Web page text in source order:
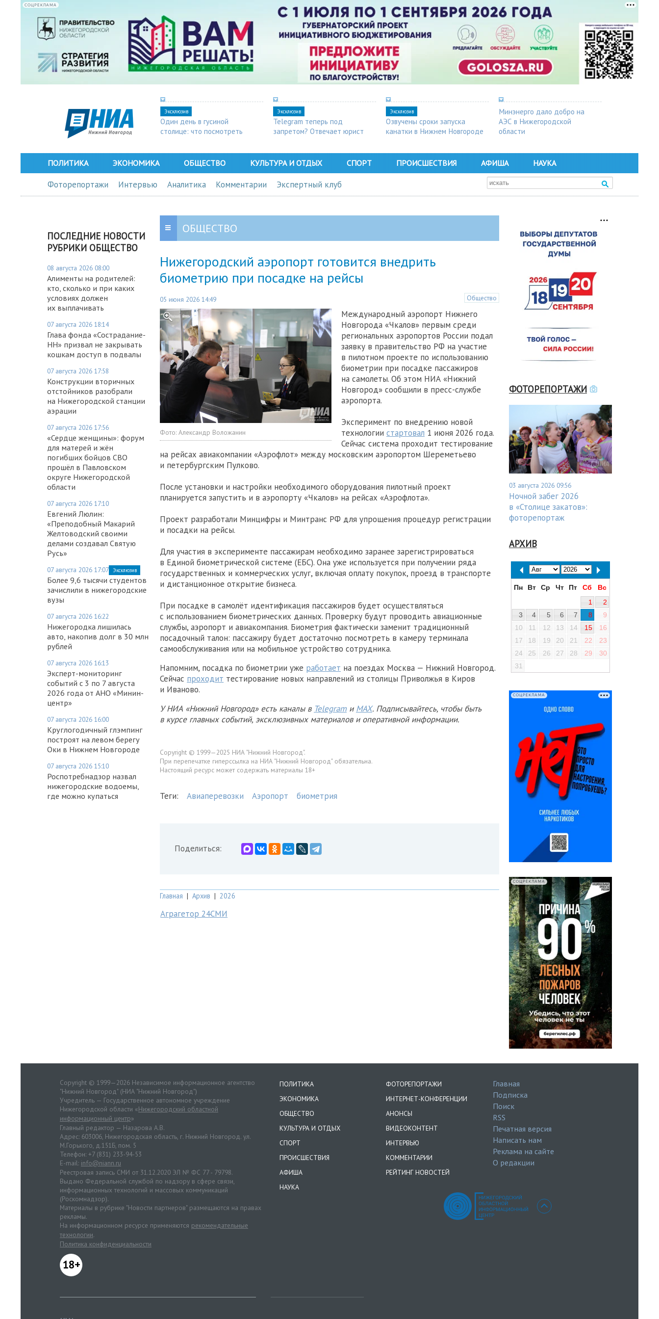
СОЦРЕКЛАМА
Эксклюзив
Один день в гусиной
столице: что посмотреть
Эксклюзив
Telegram теперь под
запретом? Отвечает юрист
Эксклюзив
Озвучены сроки запуска
канатки в Нижнем Новгороде
Минэнерго дало добро на
АЭС в Нижегородской
области
ПОЛИТИКА ЭКОНОМИКА ОБЩЕСТВО КУЛЬТУРА И ОТДЫХ СПОРТ ПРОИСШЕСТВИЯ АФИША НАУКА
Фоторепортажи Интервью Аналитика Комментарии Экспертный клуб
ПОСЛЕДНИЕ НОВОСТИ
РУБРИКИ ОБЩЕСТВО
08 августа 2026 08:00
Алименты на родителей:
кто, сколько и при каких
условиях должен
их выплачивать
07 августа 2026 18:14
Глава фонда «Сострадание-
НН» призвал не закрывать
кошкам доступ в подвалы
07 августа 2026 17:58
Конструкции вторичных
отстойников разобрали
на Нижегородской станции
аэрации
07 августа 2026 17:56
«Сердце женщины»: форум
для матерей и жён
погибших бойцов СВО
прошёл в Павловском
округе Нижегородской
области
07 августа 2026 17:10
Евгений Люлин:
«Преподобный Макарий
Желтоводский своими
делами создавал Святую
Русь»
07 августа 2026 17:07 Эксклюзив
Более 9,6 тысячи студентов
зачислили в нижегородские
вузы
07 августа 2026 16:22
Нижегородка лишилась
авто, накопив долг в 30 млн
рублей
07 августа 2026 16:13
Эксперт-мониторинг
событий с 3 по 7 августа
2026 года от АНО «Минин-
центр»
07 августа 2026 16:00
Круглогодичный глэмпинг
построят на левом берегу
Оки в Нижнем Новгороде
07 августа 2026 15:10
Роспотребнадзор назвал
нижегородские водоемы,
где можно купаться
ОБЩЕСТВО
Нижегородский аэропорт готовится внедрить
биометрию при посадке на рейсы
05 июня 2026 14:49 Общество
Фото: Александр Воложанин
Международный аэропорт Нижнего
Новгорода «Чкалов» первым среди
региональных аэропортов России подал
заявку в правительство РФ на участие
в пилотном проекте по использованию
биометрии при посадке пассажиров
на самолеты. Об этом НИА «Нижний
Новгород» сообщили в пресс-службе
аэропорта.
Эксперимент по внедрению новой
технологии стартовал 1 июня 2026 года.
Сейчас система проходит тестирование
на рейсах авиакомпании «Аэрофлот» между московским аэропортом Шереметьево
и петербургским Пулково.
После установки и настройки необходимого оборудования пилотный проект
планируется запустить и в аэропорту «Чкалов» на рейсах «Аэрофлота».
Проект разработали Минцифры и Минтранс РФ для упрощения процедур регистрации
и посадки на рейсы.
Для участия в эксперименте пассажирам необходимо заранее зарегистрироваться
в Единой биометрической системе (ЕБС). Она уже используется при получении ряда
государственных и коммерческих услуг, включая оплату покупок, проезд в транспорте
и дистанционное открытие бизнеса.
При посадке в самолёт идентификация пассажиров будет осуществляться
с использованием биометрических данных. Проверку будут проводить авиационные
службы, аэропорт и авиакомпания. Биометрия фактически заменит традиционный
посадочный талон: пассажиру будет достаточно посмотреть в камеру терминала
самообслуживания или на мобильное устройство сотрудника.
Напомним, посадка по биометрии уже работает на поездах Москва — Нижний Новгород.
Сейчас проходит тестирование новых направлений из столицы Приволжья в Киров
и Иваново.
У НИА «Нижний Новгород» есть каналы в Telegram и MAX. Подписывайтесь, чтобы быть
в курсе главных событий, эксклюзивных материалов и оперативной информации.
Copyright © 1999—2025 НИА "Нижний Новгород".
При перепечатке гиперссылка на НИА "Нижний Новгород" обязательна.
Настоящий ресурс может содержать материалы 18+
Теги: Авиаперевозки Аэропорт биометрия
Поделиться:
Главная | Архив | 2026
Аграгетор 24СМИ
ФОТОРЕПОРТАЖИ
03 августа 2026 09:56
Ночной забег 2026
в «Столице закатов»:
фоторепортаж
АРХИВ
Пн Вт Ср Чт Пт Сб
Вс
1
2
3
4 5 6 7 8
9
10
11 12 13 14 15
16
17
18 19 20 21 22
23
24
25 26 27 28 29
30
31
СОЦРЕКЛАМА
СОЦРЕКЛАМА
Copyright © 1999—2026 Независимое информационное агентство
"Нижний Новгород" (НИА "Нижний Новгород")
Учредитель — Государственное автономное учреждение
Нижегородской области «Нижегородский областной
информационный центр»
Главный редактор — Назарова А.В.
Адрес: 603006, Нижегородская область, г. Нижний Новгород. ул.
М.Горького, д.151Б, пом. 5
Телефон: +7 (831) 233-94-53
E-mail: info@niann.ru
Реестровая запись СМИ от 31.12.2020 ЭЛ № ФС 77 - 79798.
Выдано Федеральной службой по надзору в сфере связи,
информационных технологий и массовых коммуникаций
(Роскомнадзор).
Материалы в рубрике "Новости партнеров" размещаются на правах
рекламы.
На информационном ресурсе применяются рекомендательные
технологии.
Политика конфиденциальности
18+
ПОЛИТИКА
ЭКОНОМИКА
ОБЩЕСТВО
КУЛЬТУРА И ОТДЫХ
СПОРТ
ПРОИСШЕСТВИЯ
АФИША
НАУКА
ФОТОРЕПОРТАЖИ
ИНТЕРНЕТ-КОНФЕРЕНЦИИ
АНОНСЫ
ВИДЕОКОНТЕНТ
ИНТЕРВЬЮ
КОММЕНТАРИИ
РЕЙТИНГ НОВОСТЕЙ
Главная
Подписка
Поиск
RSS
Печатная версия
Написать нам
Реклама на сайте
О редакции